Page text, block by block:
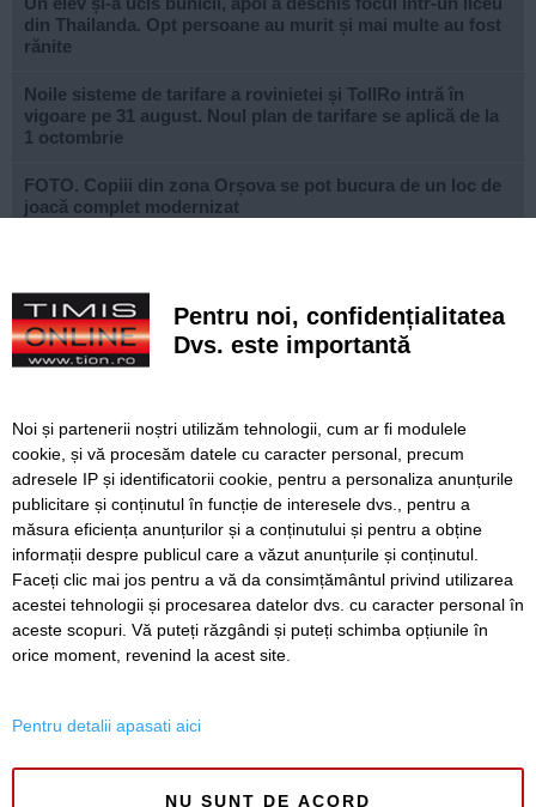
din Thailanda. Opt persoane au murit și mai multe au fost
rănite
Noile sisteme de tarifare a rovinietei și TollRo intră în
vigoare pe 31 august. Noul plan de tarifare se aplică de la
1 octombrie
FOTO. Copiii din zona Orșova se pot bucura de un loc de
joacă complet modernizat
confortabilă”
USR și PNL atacă la CCR noua lege a integrității. Susțin că
„amendamentul Fritz” este neconstituțional
virusului Ebola, pe fondul creșterii rapide a cazurilor în
Congo
Româncă arestată în Germania pentru spionaj la o
companie de drone
SERVICII Redactia
Folosinta Cookie-urilor
Pentru noi, confidențialitatea
Dvs. este importantă
Noi și partenerii noștri utilizăm tehnologii, cum ar fi modulele
cookie, și vă procesăm datele cu caracter personal, precum
adresele IP și identificatorii cookie, pentru a personaliza anunțurile
publicitare și conținutul în funcție de interesele dvs., pentru a
măsura eficiența anunțurilor și a conținutului și pentru a obține
informații despre publicul care a văzut anunțurile și conținutul.
Faceți clic mai jos pentru a vă da consimțământul privind utilizarea
acestei tehnologii și procesarea datelor dvs. cu caracter personal în
aceste scopuri. Vă puteți răzgândi și puteți schimba opțiunile în
orice moment, revenind la acest site.
Pentru detalii apasati aici
NU SUNT DE ACORD